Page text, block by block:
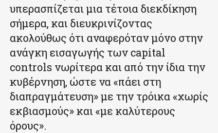
υπερασπίζεται μια τέτοια διεκδίκηση
σήμερα, και διευκρινίζοντας
ακολούθως ότι αναφερόταν μόνο στην
ανάγκη εισαγωγής των capital
controls νωρίτερα και από την ίδια την
κυβέρνηση, ώστε να «πάει στη
διαπραγμάτευση» με την τρόικα «χωρίς
εκβιασμούς» και «με καλύτερους
όρους».